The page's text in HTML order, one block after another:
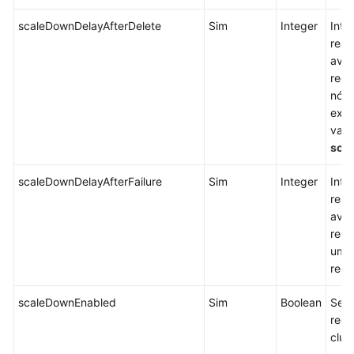
scaleDownDelayAfterDelete Sim Integer
nós
scaleDownDelayAfterFailure Sim Integer
scaleDownEnabled Sim Boolean
Se